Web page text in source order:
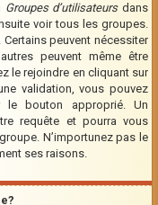
Groupes d’utilisateursdans
voir tous les groupes.
Certains peuvent nécessiter
peuvent même être
le rejoindre en cliquant sur
validation, vous pouvez
bouton approprié. Un
requête et pourra vous
N’importunez pas le
ses raisons.